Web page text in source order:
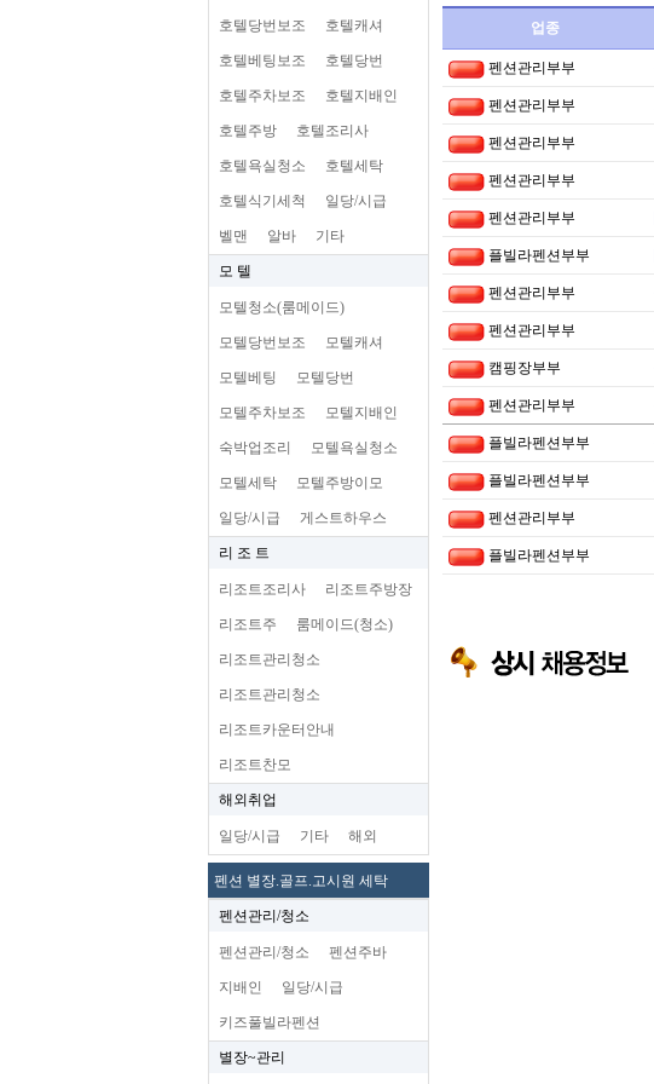
호텔당번보조 호텔캐셔
호텔베팅보조 호텔당번
호텔주차보조 호텔지배인
호텔주방 호텔조리사
호텔욕실청소 호텔세탁
호텔식기세척 일당/시급
벨맨 알바 기타
모 텔
모텔청소(룸메이드)
모텔당번보조 모텔캐셔
모텔베팅 모텔당번
모텔주차보조 모텔지배인
숙박업조리 모텔욕실청소
모텔세탁 모텔주방이모
일당/시급 게스트하우스
리 조 트
리조트조리사 리조트주방장
리조트주 룸메이드(청소)
리조트관리청소
리조트관리청소
리조트카운터안내
리조트찬모
해외취업
일당/시급 기타 해외
펜션 별장.골프.고시원 세탁
펜션관리/청소
펜션관리/청소 펜션주바
지배인 일당/시급
키즈풀빌라펜션
별장~관리
업종
펜션관리부부
펜션관리부부
펜션관리부부
펜션관리부부
펜션관리부부
플빌라펜션부부
펜션관리부부
펜션관리부부
캠핑장부부
펜션관리부부
플빌라펜션부부
플빌라펜션부부
펜션관리부부
플빌라펜션부부